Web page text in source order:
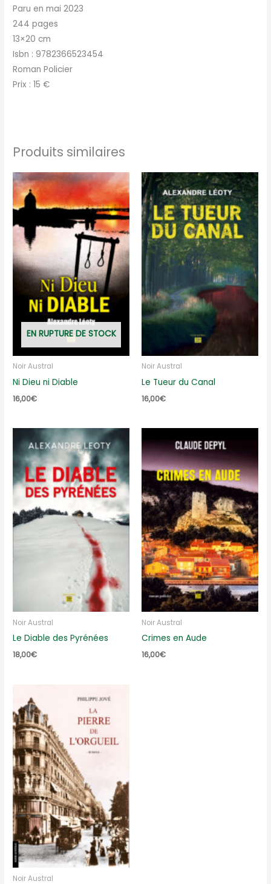
Paru en mai 2023
244 pages
13×20 cm
Isbn : 9782366523454
Roman Policier
Prix : 15 €
Produits similaires
EN RUPTURE DE STOCK
Noir Austral
Ni Dieu ni Diable
16,00€
Noir Austral
Le Tueur du Canal
16,00€
Noir Austral
Le Diable des Pyrénées
18,00€
Noir Austral
Crimes en Aude
16,00€
Noir Austral